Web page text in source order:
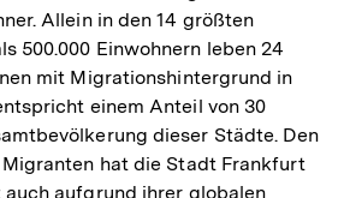
Allein in den 14 größten
500.000 Einwohnern leben 24
mit Migrationshintergrund in
einem Anteil von 30
dieser Städte. Den
hat die Stadt Frankfurt
aufgrund ihrer globalen